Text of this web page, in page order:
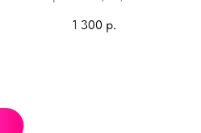
1 300 р.